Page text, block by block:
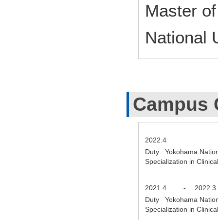
Master
National
Campus
2022.4
Duty Yokohama
Specialization in
2021.4 -
2022.3
Duty Yokohama
Specialization in